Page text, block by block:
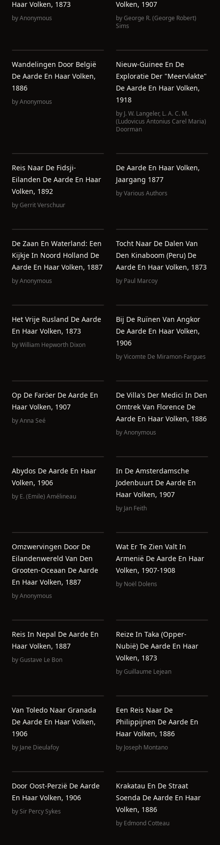
Haar Volken, 1873
byAnonymous
Volken, 1907
byGeorge R. (George Robert)
Sims
Wandelingen Door België
De Aarde En Haar Volken,
1886
byAnonymous
Nieuw-Guinee En De
Exploratie Der "Meervlakte"
De Aarde En Haar Volken,
1918
by J. W. Langeler, L. A. C. M.
(Ludovicus Antonius Carel Maria)
Doorman
Reis Naar De Fidsji-
Eilanden De Aarde En Haar
Volken, 1892
byGerrit Verschuur
De Aarde En Haar Volken,
Jaargang 1877
byVarious Authors
De Zaan En Waterland: Een
Kijkje In Noord Holland De
Aarde En Haar Volken, 1887
byAnonymous
Tocht Naar De Dalen Van
Den Kinaboom (Peru) De
Aarde En Haar Volken, 1873
by Paul Marcoy
Het Vrije Rusland De Aarde
En Haar Volken, 1873
byWilliam Hepworth Dixon
Bij De Ruïnen Van Angkor
De Aarde En Haar Volken,
1906
byVicomte De Miramon-Fargues
Op De Faröer De Aarde En
Haar Volken, 1907
byAnna Seé
De Villa's Der Medici In Den
Omtrek Van Florence De
Aarde En Haar Volken, 1886
byAnonymous
Abydos De Aarde En Haar
Volken, 1906
by E. (Emile) Amélineau
In De Amsterdamsche
Jodenbuurt De Aarde En
Haar Volken, 1907
by Jan Feith
Omzwervingen Door De
Eilandenwereld Van Den
Grooten-Oceaan De Aarde
En Haar Volken, 1887
byAnonymous
Wat Er Te Zien Valt In
Armenië De Aarde En Haar
Volken, 1907-1908
by Noël Dolens
Reis In Nepal De Aarde En
Haar Volken, 1887
byGustave Le Bon
Reize In Taka (Opper-
Nubië) De Aarde En Haar
Volken, 1873
byGuillaume Lejean
Van Toledo Naar Granada
De Aarde En Haar Volken,
1906
by Jane Dieulafoy
Een Reis Naar De
Philippijnen De Aarde En
Haar Volken, 1886
by Joseph Montano
Door Oost-Perzië De Aarde
En Haar Volken, 1906
bySir Percy Sykes
Krakatau En De Straat
Soenda De Aarde En Haar
Volken, 1886
by Edmond Cotteau